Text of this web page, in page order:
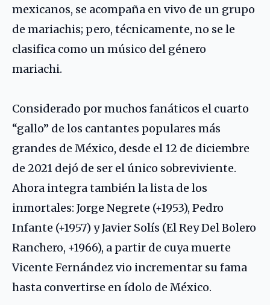
mexicanos, se acompaña en vivo de un grupo
de mariachis; pero, técnicamente, no se le
clasifica como un músico del género
mariachi.
Considerado por muchos fanáticos el cuarto
“gallo” de los cantantes populares más
grandes de México, desde el 12 de diciembre
de 2021 dejó de ser el único sobreviviente.
Ahora integra también la lista de los
inmortales: Jorge Negrete (+1953), Pedro
Infante (+1957) yJavier Solís (El Rey Del Bolero
Ranchero, +1966), a partir de cuya muerte
Vicente Fernández vio incrementar su fama
hasta convertirse en ídolo de México.